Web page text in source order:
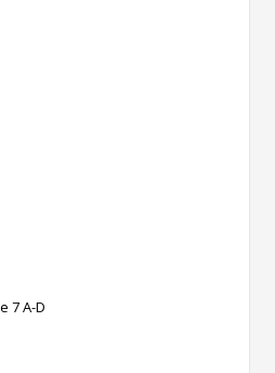
7 A-D